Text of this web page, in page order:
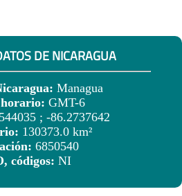
DE NICARAGUA
Managua
GMT-6
; -86.2737642
130373.0 km²
6850540
códigos: NI